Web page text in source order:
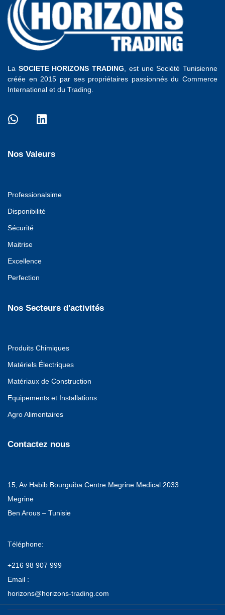
La SOCIETE HORIZONS TRADING, est une Société Tunisienne
créée en 2015 par ses propriétaires passionnés du Commerce
International et du Trading.
Nos Valeurs
Professionalsime
Disponibilité
Sécurité
Maitrise
Excellence
Perfection
Nos Secteurs d'activités
Produits Chimiques
Matériels Électriques
Matériaux de Construction
Equipements et Installations
Agro Alimentaires
Contactez nous
15, Av Habib Bourguiba Centre Megrine Medical 2033
Megrine
Ben Arous – Tunisie
Téléphone:
+216 98 907 999
Email :
horizons@horizons-trading.com